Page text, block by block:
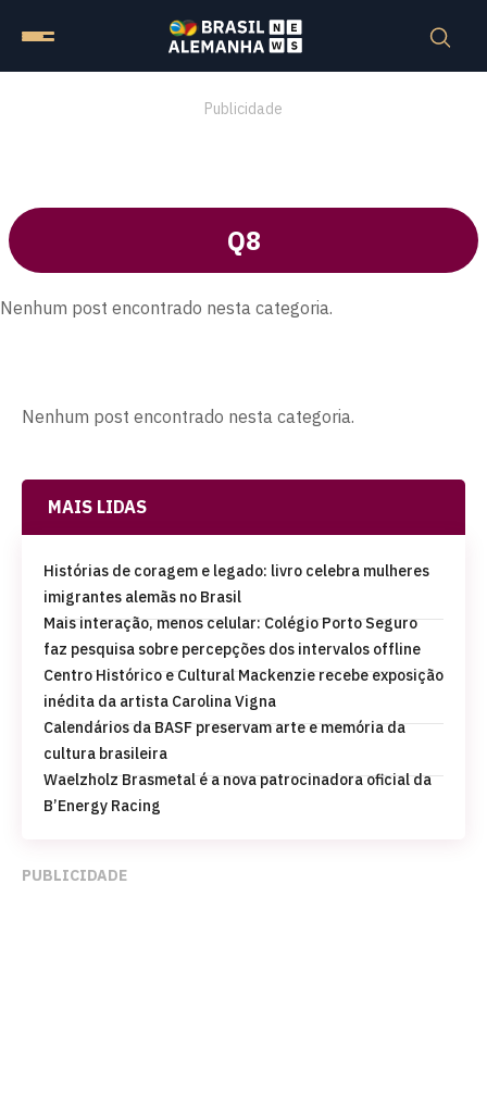
Publicidade
Q8
Nenhum post encontrado nesta categoria.
Nenhum post encontrado nesta categoria.
MAIS LIDAS
Histórias de coragem e legado: livro celebra mulheres
imigrantes alemãs no Brasil
Mais interação, menos celular: Colégio Porto Seguro
faz pesquisa sobre percepções dos intervalos offline
Centro Histórico e Cultural Mackenzie recebe exposição
inédita da artista Carolina Vigna
Calendários da BASF preservam arte e memória da
cultura brasileira
Waelzholz Brasmetal é a nova patrocinadora oficial da
B’Energy Racing
PUBLICIDADE